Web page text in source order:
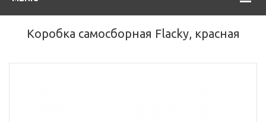
Коробка самосборная Flacky, красная